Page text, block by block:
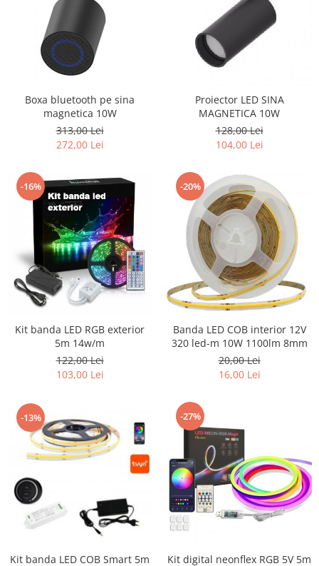
Boxa bluetooth pe sina
magnetica 10W
313,00 Lei
272,00 Lei
Proiector LED SINA
MAGNETICA 10W
128,00 Lei
104,00 Lei
-16%
Kit banda LED RGB exterior
5m 14w/m
122,00 Lei
103,00 Lei
-20%
Banda LED COB interior 12V
320 led-m 10W 1100lm 8mm
20,00 Lei
16,00 Lei
-13%
Kit banda LED COB Smart 5m
-27%
Kit digital neonflex RGB 5V 5m